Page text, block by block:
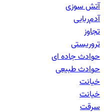
آتش سوزی
آدم‌ربایی
تجاوز
تروریستی
حوادث جاده ای
حوادث طبیعی
خيانت
خیانت
سرقت